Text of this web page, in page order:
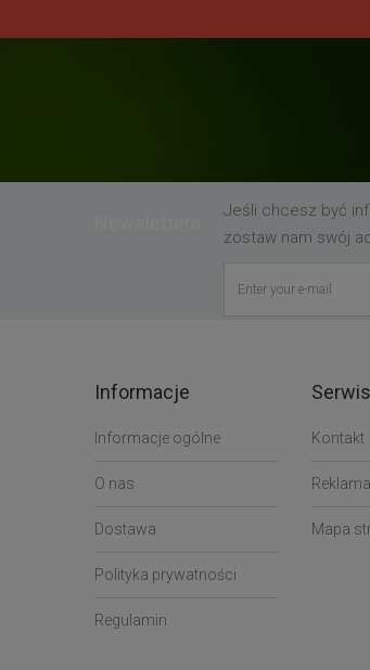
Jeśli chcesz być
zostaw nam swój
Informacje
Informacje ogólne
O nas
Dostawa
Polityka prywatności
Regulamin
Kontakt
Mapa